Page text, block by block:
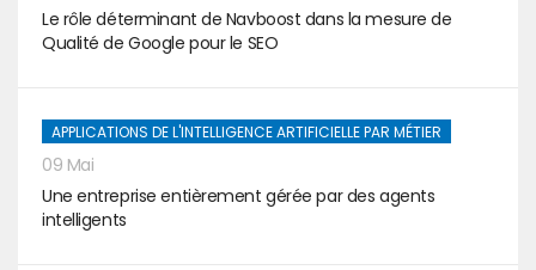
Le rôle déterminant de Navboost dans la mesure de
Qualité de Google pour le SEO
APPLICATIONS DE L'INTELLIGENCE ARTIFICIELLE PAR MÉTIER
09 Mai
Une entreprise entièrement gérée par des agents
intelligents